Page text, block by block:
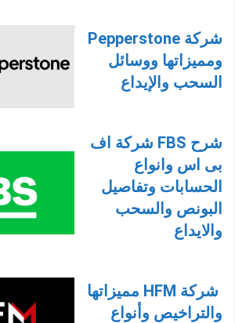
شركة Pepperstone
ومميزاتها ووسائل
السحب والإيداع
شرح FBS شركة اف
بى اس وانواع
الحسابات وتفاصيل
البونص والسحب
والايداع
شركة HFM مميزاتها
والتراخيص وأنواع